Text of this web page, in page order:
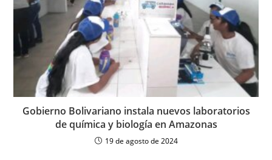
Gobierno Bolivariano instala nuevos laboratorios
de química y biología en Amazonas
19 de agosto de 2024